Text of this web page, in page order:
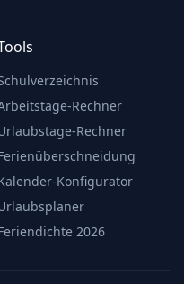
Rechner
Rechner
Konfigurator
2026